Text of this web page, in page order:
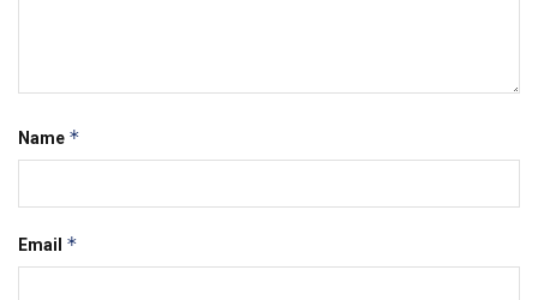
Name *
Email *